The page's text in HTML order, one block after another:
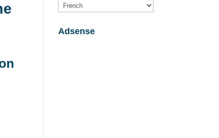
Adsense